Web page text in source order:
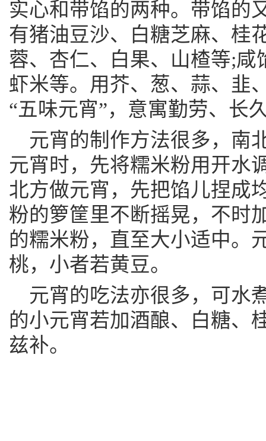
实心和带馅的两种。带馅的
有猪油豆沙、白糖芝麻、桂
蓉、杏仁、白果、山楂等;
虾米等。用芥、葱、蒜、韭
“五味元宵”，意寓勤劳、长
元宵的制作方法很多，南
元宵时，先将糯米粉用开水
北方做元宵，先把馅儿捏成
粉的箩筐里不断摇晃，不时
的糯米粉，直至大小适中。
桃，小者若黄豆。
元宵的吃法亦很多，可水
的小元宵若加酒酿、白糖、
兹补。